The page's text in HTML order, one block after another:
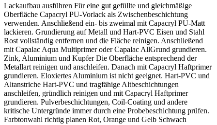
Lackaufbau ausführen Für eine gut gefüllte und gleichmäßige
Oberfläche Capacryl PU-Vorlack als Zwischenbeschichtung
verwenden. Anschließend ein- bis zweimal mit Capacryl PU-Matt
lackieren. Grundierung auf Metall und Hart-PVC Eisen und Stahl
Rost vollständig entfernen und die Fläche reinigen. Anschließend
mit Capalac Aqua Multiprimer oder Capalac AllGrund grundieren.
Zink, Aluminium und Kupfer Die Oberfläche entsprechend der
Metallart reinigen und anschleifen. Danach mit Capacryl Haftprimer
grundieren. Eloxiertes Aluminium ist nicht geeignet. Hart-PVC und
Altanstriche Hart-PVC und tragfähige Altbeschichtungen
anschleifen, gründlich reinigen und mit Capacryl Haftprimer
grundieren. Pulverbeschichtungen, Coil-Coating und andere
kritische Untergründe immer durch eine Probebeschichtung prüfen.
Farbtonwahl richtig planen Rot, Orange und Gelb Schwach